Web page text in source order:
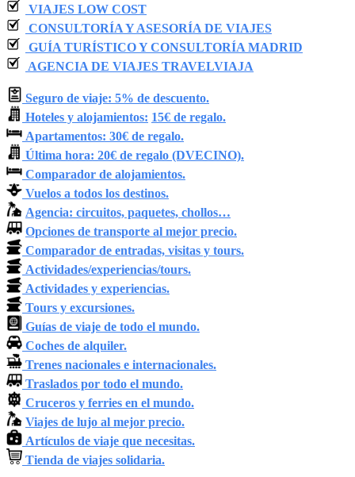
VIAJES LOW COST
CONSULTORÍA Y ASESORÍA DE VIAJES
GUÍA TURÍSTICO Y CONSULTORÍA MADRID
AGENCIA DE VIAJES TRAVELVIAJA
Seguro de viaje: 5% de descuento.
Hoteles y alojamientos: 15€ de regalo.
Apartamentos: 30€ de regalo.
Última hora: 20€ de regalo (DVECINO).
Comparador de alojamientos.
Vuelos a todos los destinos.
Agencia: circuitos, paquetes, chollos…
Opciones de transporte al mejor precio.
Comparador de entradas, visitas y tours.
Actividades/experiencias/tours.
Actividades y experiencias.
Tours y excursiones.
Guías de viaje de todo el mundo.
Coches de alquiler.
Trenes nacionales e internacionales.
Traslados por todo el mundo.
Cruceros y ferries en el mundo.
Viajes de lujo al mejor precio.
Artículos de viaje que necesitas.
Tienda de viajes solidaria.